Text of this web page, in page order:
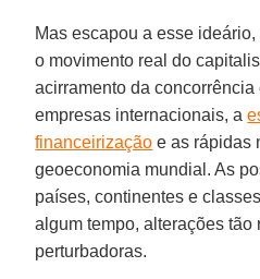
Mas escapou a esse
o movimento real do
acirramento da concorrência
empresas internacionais, a
financeirização e as rápidas
geoeconomia mundial. As
países, continentes e
algum tempo, alterações tão
perturbadoras.